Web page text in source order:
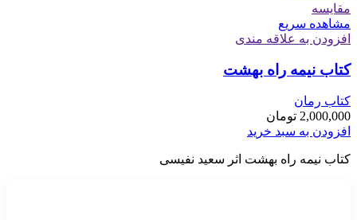
مقایسه
مشاهده سریع
افزودن به علاقه مندی
کتاب نیمه راه بهشت
کتاب رمان
2,000,000 تومان
افزودن به سبد خرید
کتاب نیمه راه بهشت اثر سعید نفیسی